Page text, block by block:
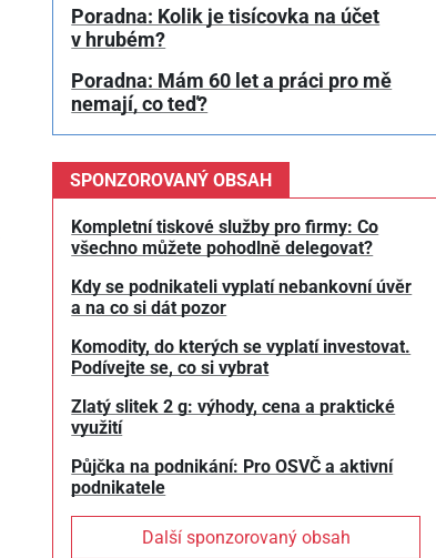
Poradna: Kolik je tisícovka na účet
v hrubém?
Poradna: Mám 60 let a práci pro mě
nemají, co teď?
SPONZOROVANÝ OBSAH
Kompletní tiskové služby pro firmy: Co
všechno můžete pohodlně delegovat?
Kdy se podnikateli vyplatí nebankovní úvěr
a na co si dát pozor
Komodity, do kterých se vyplatí investovat.
Podívejte se, co si vybrat
Zlatý slitek 2 g: výhody, cena a praktické
využití
Půjčka na podnikání: Pro OSVČ a aktivní
podnikatele
Další sponzorovaný obsah